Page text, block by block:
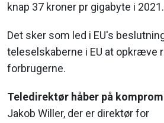
knap 37 kroner pr gigabyte i 2021.
Det sker som led i EU's
teleselskaberne i EU at opkræve
forbrugerne.
Teledirektør håber på
Jakob Willer, der er direktør for